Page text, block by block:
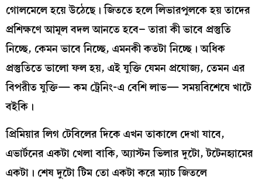
গোলমেলে হয়ে উঠেছে। জিততে হলে লিভারপুলকে হয় তাদের
প্রশিক্ষণে আমূল বদল আনতে হবে– তারা কী ভাবে প্রস্তুতি
নিচ্ছে, কেমন ভাবে নিচ্ছে, এমনকী কতটা নিচ্ছে। অধিক
প্রস্তুতিতে ভালো ফল হয়, এই যুক্তি যেমন প্রযোজ্য, তেমন এর
বিপরীত যুক্তি— কম ট্রেনিং-এ বেশি লাভ— সময়বিশেষে খাটে
বইকি।
প্রিমিয়ার লিগ টেবিলের দিকে এখন তাকালে দেখা যাবে,
এভার্টনের একটা খেলা বাকি, অ্যাস্টন ভিলার দুটো, টটেনহ্যামের
একটা। শেষ দুটো টিম তো একটা করে ম্যাচ জিতলে